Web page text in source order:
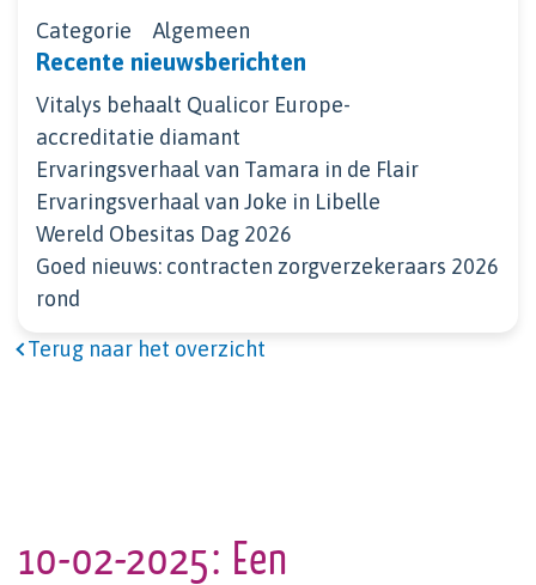
Categorie
Algemeen
Recente nieuwsberichten
Vitalys behaalt Qualicor Europe-
accreditatie diamant
Ervaringsverhaal van Tamara in de Flair
Ervaringsverhaal van Joke in Libelle
Wereld Obesitas Dag 2026
Goed nieuws: contracten zorgverzekeraars 2026
rond
Terug naar het overzicht
10-02-2025: Een